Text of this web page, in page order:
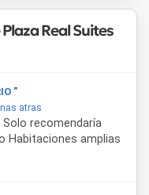
Real Suites
”
atras
Solo recomendaría
Habitaciones amplias